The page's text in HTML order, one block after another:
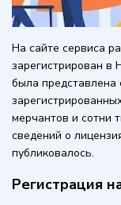
На сайте сервиса
зарегистрирован в
была представлена
мерчантов и сотни
сведений о
публиковалось.
Регистрация